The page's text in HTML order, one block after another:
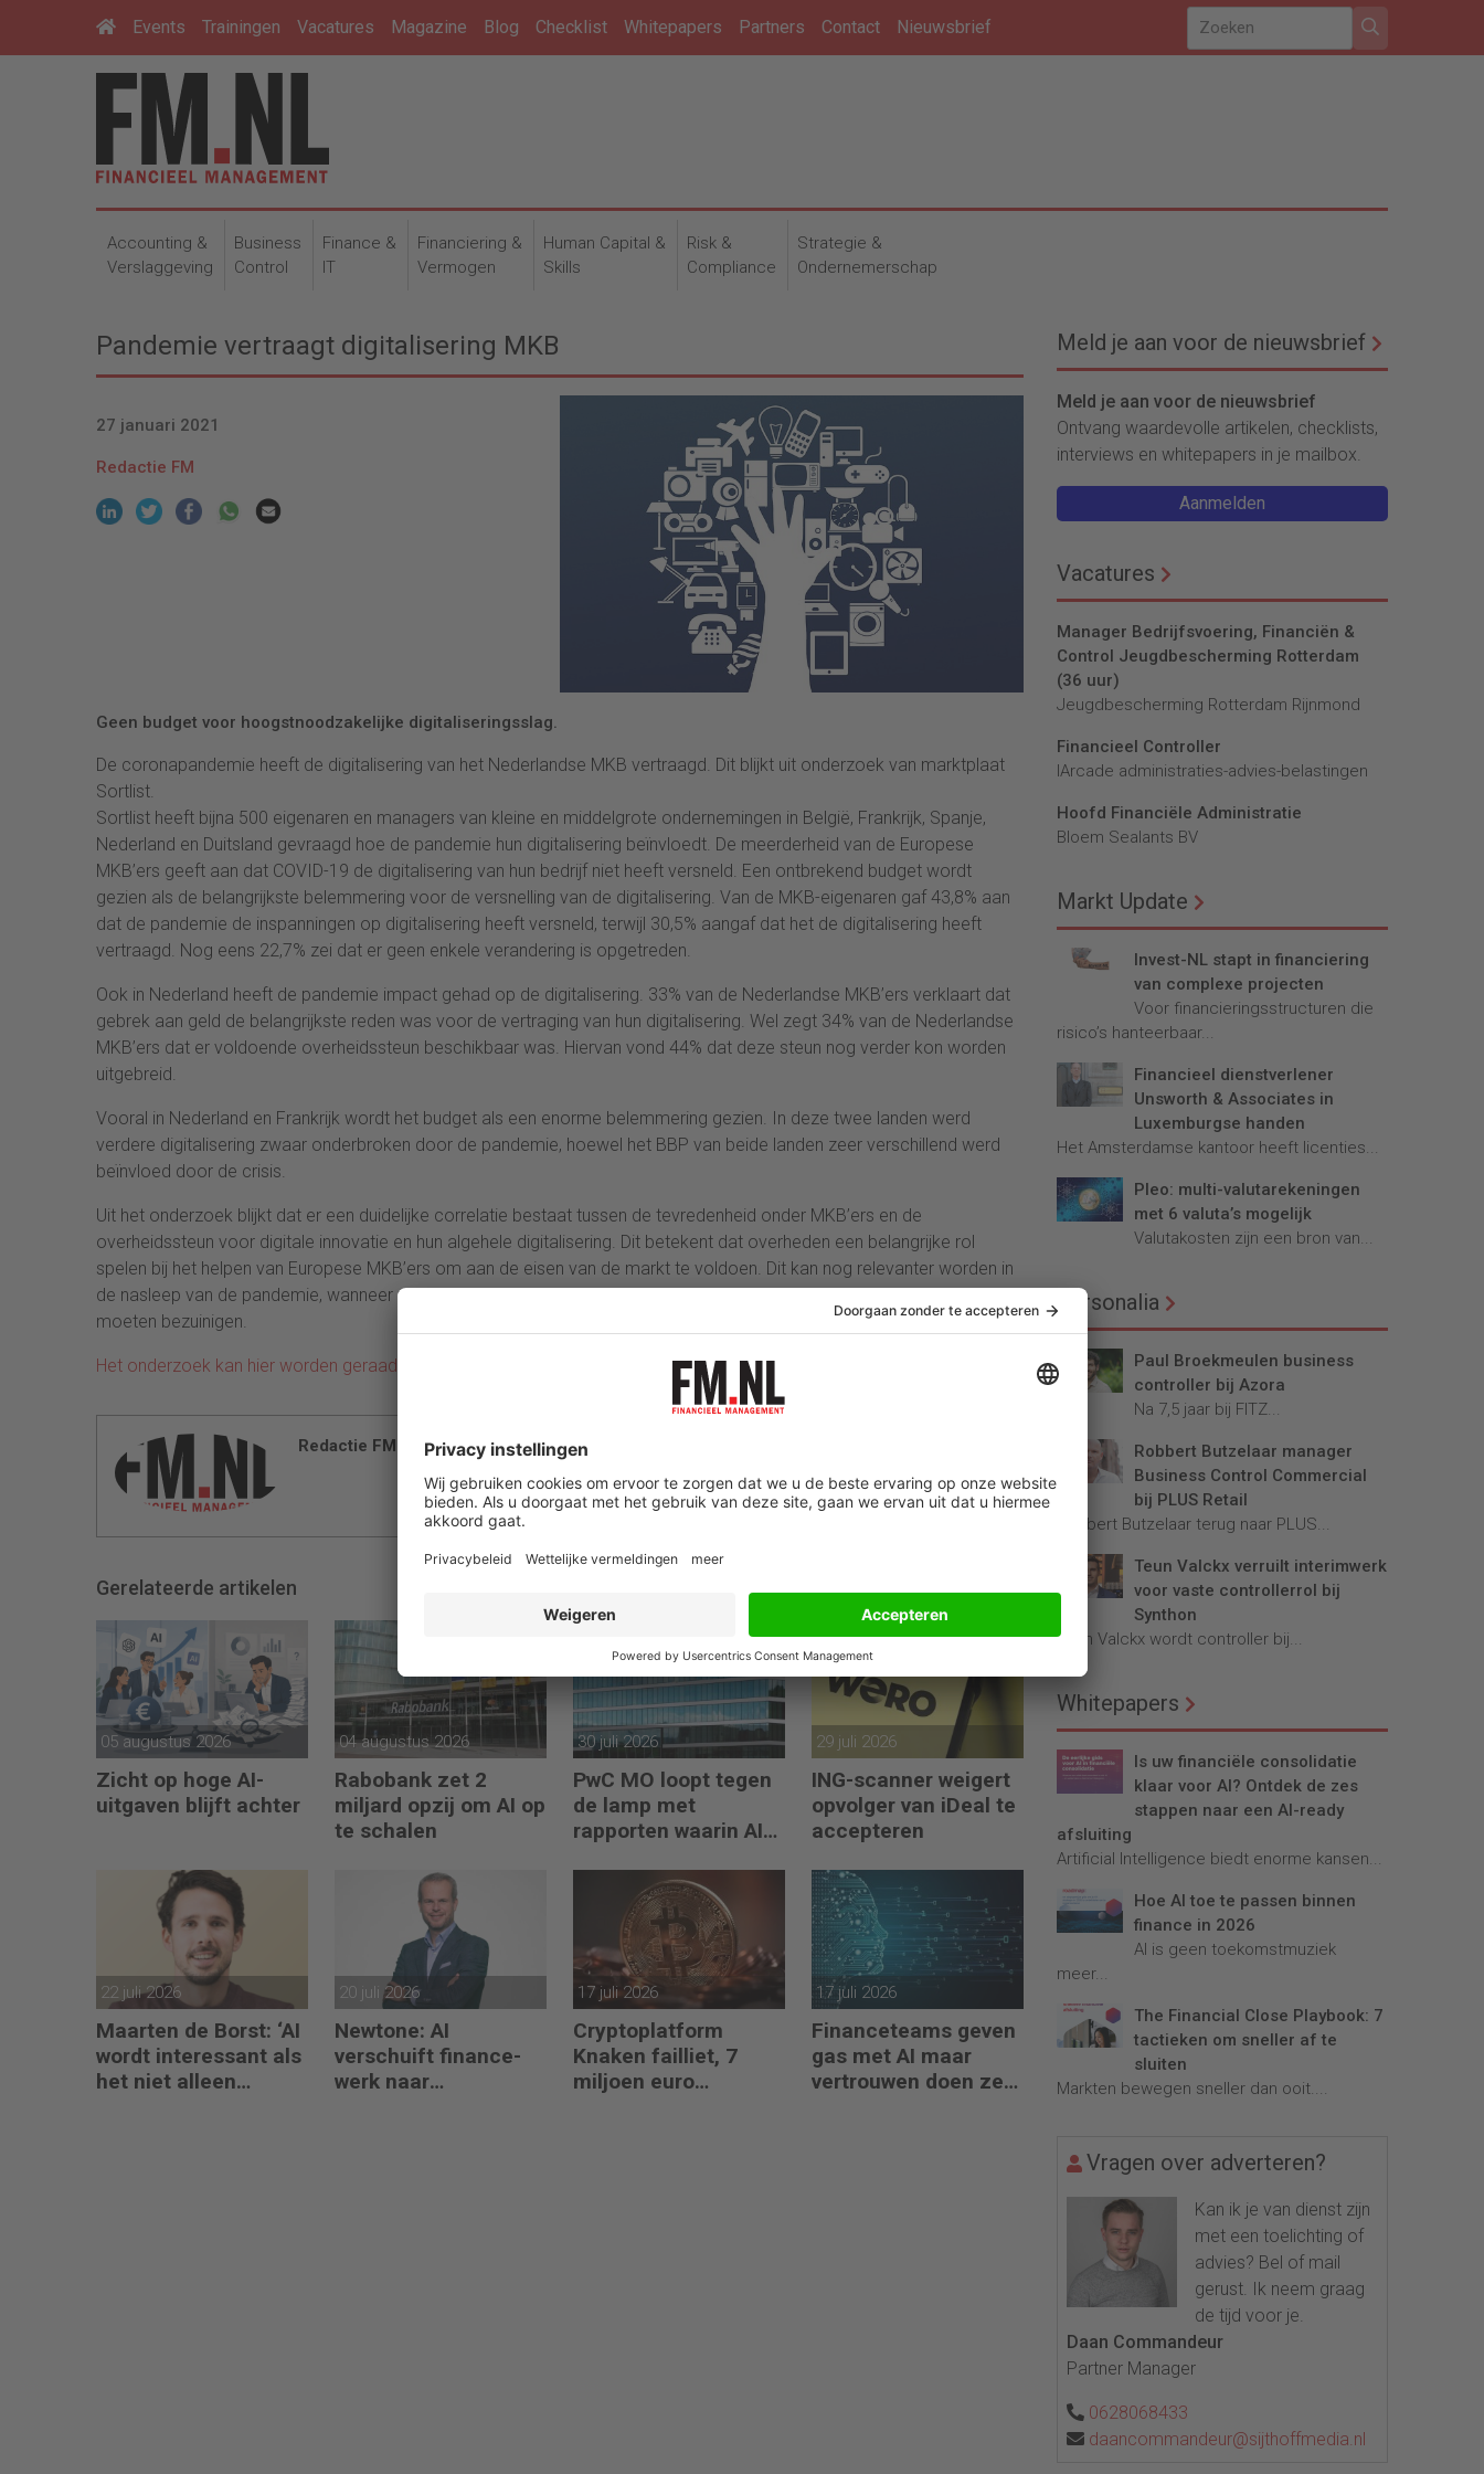
Events Trainingen Vacatures Magazine Blog Checklist Whitepapers Partners Contact Nieuwsbrief
Accounting &
Verslaggeving
Business
Control
Finance &
IT
Financiering &
Vermogen
Human Capital &
Skills
Risk &
Compliance
Strategie &
Ondernemerschap
Pandemie vertraagt digitalisering MKB
27 januari 2021
Redactie FM
Geen budget voor hoogstnoodzakelijke digitaliseringsslag.
De coronapandemie heeft de digitalisering van het Nederlandse MKB vertraagd. Dit blijkt uit onderzoek van marktplaat
Sortlist.
Sortlist heeft bijna 500 eigenaren en managers van kleine en middelgrote ondernemingen in België, Frankrijk, Spanje,
Nederland en Duitsland gevraagd hoe de pandemie hun digitalisering beïnvloedt. De meerderheid van de Europese
MKB’ers geeft aan dat COVID-19 de digitalisering van hun bedrijf niet heeft versneld. Een ontbrekend budget wordt
gezien als de belangrijkste belemmering voor de versnelling van de digitalisering. Van de MKB-eigenaren gaf 43,8% aan
dat de pandemie de inspanningen op digitalisering heeft versneld, terwijl 30,5% aangaf dat het de digitalisering heeft
vertraagd. Nog eens 22,7% zei dat er geen enkele verandering is opgetreden.
Ook in Nederland heeft de pandemie impact gehad op de digitalisering. 33% van de Nederlandse MKB’ers verklaart dat
gebrek aan geld de belangrijkste reden was voor de vertraging van hun digitalisering. Wel zegt 34% van de Nederlandse
MKB’ers dat er voldoende overheidssteun beschikbaar was. Hiervan vond 44% dat deze steun nog verder kon worden
uitgebreid.
Vooral in Nederland en Frankrijk wordt het budget als een enorme belemmering gezien. In deze twee landen werd
verdere digitalisering zwaar onderbroken door de pandemie, hoewel het BBP van beide landen zeer verschillend werd
beïnvloed door de crisis.
Uit het onderzoek blijkt dat er een duidelijke correlatie bestaat tussen de tevredenheid onder MKB’ers en de
overheidssteun voor digitale innovatie en hun algehele digitalisering. Dit betekent dat overheden een belangrijke rol
spelen bij het helpen van Europese MKB’ers om aan de eisen van de markt te voldoen. Dit kan nog relevanter worden in
de nasleep van de pandemie, wanneer regeringen moeten beslissen waar ze wel en niet op de overheidsuitgaven
moeten bezuinigen.
Het onderzoek kan hier worden geraadpleegd
Redactie FM
Gerelateerde artikelen
05 augustus 2026
Zicht op hoge AI-
uitgaven blijft achter
04 augustus 2026
Rabobank zet 2
miljard opzij om AI op
te schalen
30 juli 2026
PwC MO loopt tegen
de lamp met
rapporten waarin AI
29 juli 2026
ING-scanner weigert
opvolger van iDeal te
accepteren
22 juli 2026
Maarten de Borst: ‘AI
wordt interessant als
het niet alleen
20 juli 2026
Newtone: AI
verschuift finance-
werk naar
17 juli 2026
Cryptoplatform
Knaken failliet, 7
miljoen euro
17 juli 2026
Financeteams geven
gas met AI maar
vertrouwen doen ze
Meld je aan voor de nieuwsbrief
Meld je aan voor de nieuwsbrief
Ontvang waardevolle artikelen, checklists,
interviews en whitepapers in je mailbox.
Aanmelden
Vacatures
Manager Bedrijfsvoering, Financiën &
Control Jeugdbescherming Rotterdam
(36 uur)
Jeugdbescherming Rotterdam Rijnmond
Financieel Controller
lArcade administraties-advies-belastingen
Hoofd Financiële Administratie
Bloem Sealants BV
Markt Update
Invest-NL stapt in financiering
van complexe projecten
Voor financieringsstructuren die
risico’s hanteerbaar...
Financieel dienstverlener
Unsworth & Associates in
Luxemburgse handen
Het Amsterdamse kantoor heeft licenties...
Pleo: multi-valutarekeningen
met 6 valuta’s mogelijk
Valutakosten zijn een bron van...
Personalia
Paul Broekmeulen business
controller bij Azora
Na 7,5 jaar bij FITZ...
Robbert Butzelaar manager
Business Control Commercial
bij PLUS Retail
Robbert Butzelaar terug naar PLUS...
Teun Valckx verruilt interimwerk
voor vaste controllerrol bij
Synthon
Teun Valckx wordt controller bij...
Whitepapers
Is uw financiële consolidatie
klaar voor AI? Ontdek de zes
stappen naar een AI-ready
afsluiting
Artificial Intelligence biedt enorme kansen...
Hoe AI toe te passen binnen
finance in 2026
AI is geen toekomstmuziek
meer...
The Financial Close Playbook: 7
tactieken om sneller af te
sluiten
Markten bewegen sneller dan ooit....
Vragen over adverteren?
Kan ik je van dienst zijn
met een toelichting of
advies? Bel of mail
gerust. Ik neem graag
de tijd voor je.
Daan Commandeur
Partner Manager
0628068433
daancommandeur@sijthoffmedia.nl